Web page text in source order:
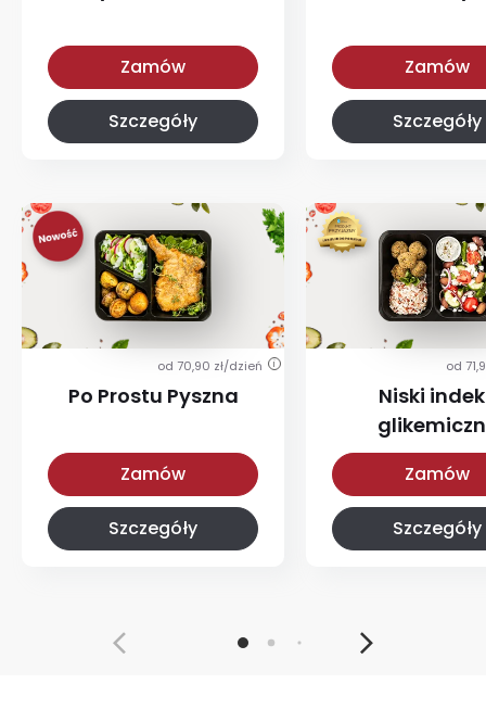
Zamów
Szczegóły
od 70,90 zł/dzień i
Po Prostu Pyszna
Zamów
Szczegóły
Zamów
Szczegóły
od
Niski
Zamów
Szczegóły